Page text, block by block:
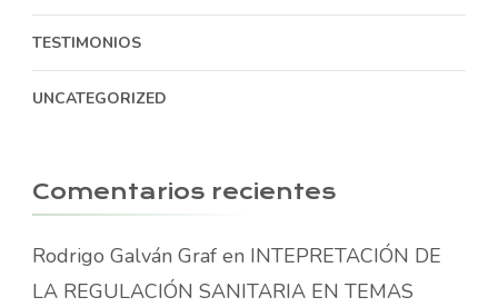
TESTIMONIOS
UNCATEGORIZED
Comentarios recientes
Rodrigo Galván Graf en INTEPRETACIÓN DE
LA REGULACIÓN SANITARIA EN TEMAS